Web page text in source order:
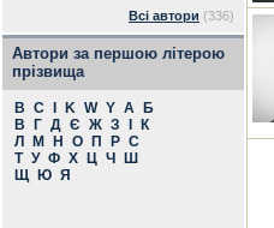
Всі автори (336)
Автори за першою літерою
прізвища
B C K W Y А
Б
В
Г Д Є Ж З
К
Л
М Н О П Р С
Т У Ф Х Ц Ч
Ш
Щ
Ю Я